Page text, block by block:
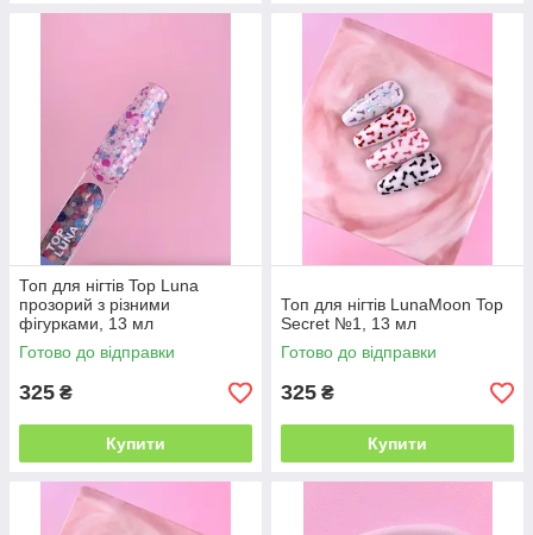
Топ для нігтів Top Luna
прозорий з різними
фігурками, 13 мл
Готово до відправки
325 ₴
Купити
Топ для нігтів LunaMoon Top
Secret №1, 13 мл
Готово до відправки
325 ₴
Купити